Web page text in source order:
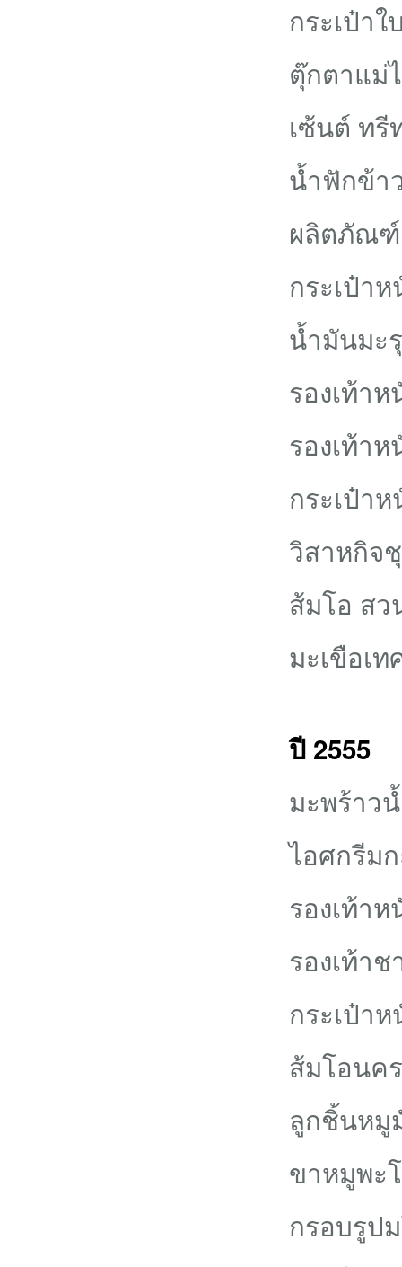
กระเป๋าใ
ตุ๊กตาแม่
เซ้นต์ ทรี
น้ำฟักข้า
ผลิตภัณฑ์
กระเป๋า
น้ำมันมะ
รองเท้า
รองเท้า
กระเป๋า
วิสาหกิจ
ส้มโอ ส
มะเขือเ
ปี 2555
มะพร้าว
ไอศกรีม
รองเท้า
รองเท้าช
กระเป๋า
ส้มโอนค
ลูกชิ้นหมู
ขาหมูพะ
กรอบรูป